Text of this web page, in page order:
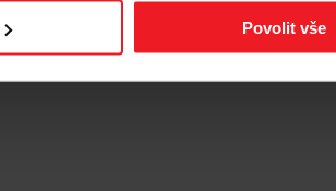
Povolit vše